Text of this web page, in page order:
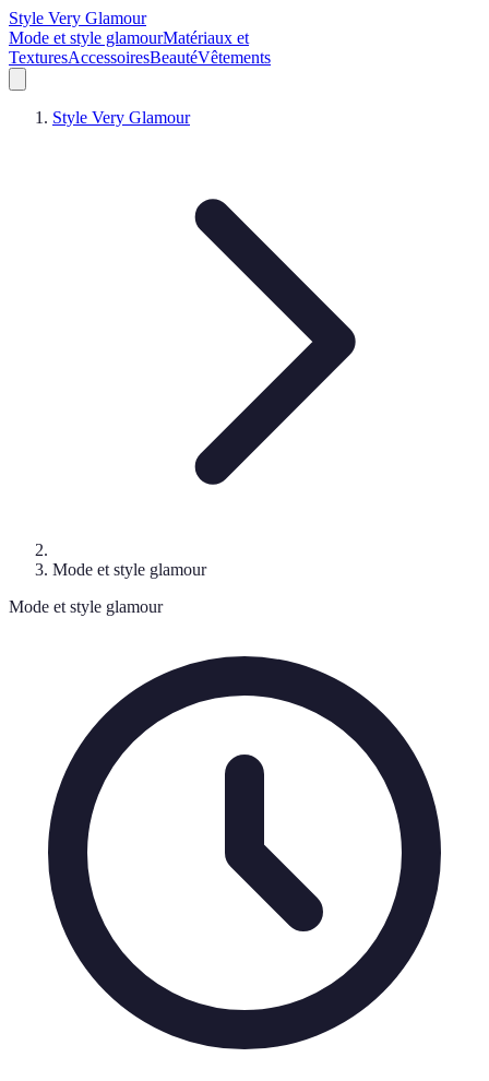
Style Very Glamour
Mode et style glamourMatériaux et
TexturesAccessoiresBeautéVêtements
Style Very Glamour
Mode et style glamour
Mode et style glamour